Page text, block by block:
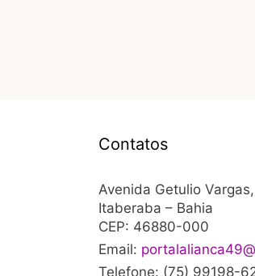
Contatos
Avenida Getulio
Itaberaba – Bahia
CEP: 46880-000
Email:
Telefone: (75) 99198-